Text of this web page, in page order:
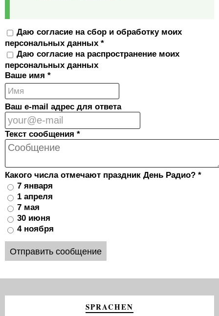
Даю согласие на сбор и обработку моих
персональных данных *
Даю согласие на распространение моих
персональных данных
Ваше имя *
Ваш e-mail адрес для ответа
Текст сообщения *
Какого числа отмечают праздник День Радио? *
7 января
1 апреля
7 мая
30 июня
4 ноября
Отправить сообщение
SPRACHEN